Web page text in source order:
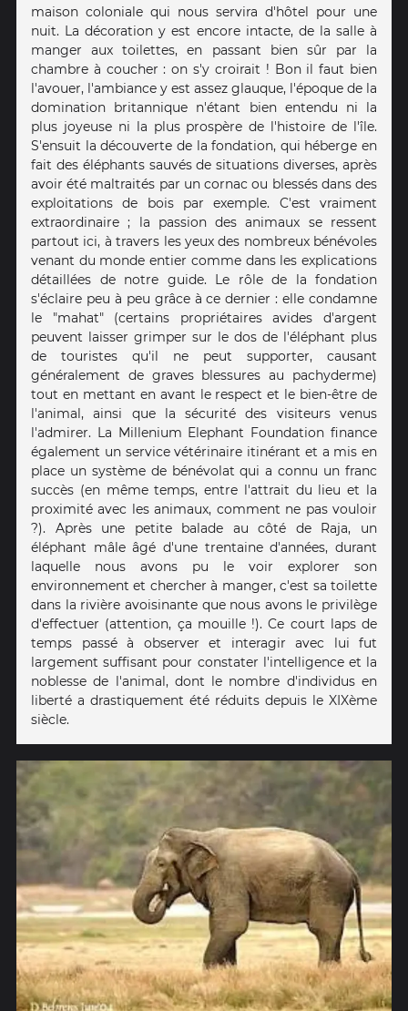
maison coloniale qui nous servira d'hôtel pour une
nuit. La décoration y est encore intacte, de la salle à
manger aux toilettes, en passant bien sûr par la
chambre à coucher : on s'y croirait ! Bon il faut bien
l'avouer, l'ambiance y est assez glauque, l'époque de la
domination britannique n'étant bien entendu ni la
plus joyeuse ni la plus prospère de l'histoire de l'île.
S'ensuit la découverte de la fondation, qui héberge en
fait des éléphants sauvés de situations diverses, après
avoir été maltraités par un cornac ou blessés dans des
exploitations de bois par exemple. C'est vraiment
extraordinaire ; la passion des animaux se ressent
partout ici, à travers les yeux des nombreux bénévoles
venant du monde entier comme dans les explications
détaillées de notre guide. Le rôle de la fondation
s'éclaire peu à peu grâce à ce dernier : elle condamne
le "mahat" (certains propriétaires avides d'argent
peuvent laisser grimper sur le dos de l'éléphant plus
de touristes qu'il ne peut supporter, causant
généralement de graves blessures au pachyderme)
tout en mettant en avant le respect et le bien-être de
l'animal, ainsi que la sécurité des visiteurs venus
l'admirer. La Millenium Elephant Foundation finance
également un service vétérinaire itinérant et a mis en
place un système de bénévolat qui a connu un franc
succès (en même temps, entre l'attrait du lieu et la
proximité avec les animaux, comment ne pas vouloir
?). Après une petite balade au côté de Raja, un
éléphant mâle âgé d'une trentaine d'années, durant
laquelle nous avons pu le voir explorer son
environnement et chercher à manger, c'est sa toilette
dans la rivière avoisinante que nous avons le privilège
d'effectuer (attention, ça mouille !). Ce court laps de
temps passé à observer et interagir avec lui fut
largement suffisant pour constater l'intelligence et la
noblesse de l'animal, dont le nombre d'individus en
liberté a drastiquement été réduits depuis le XIXème
siècle.